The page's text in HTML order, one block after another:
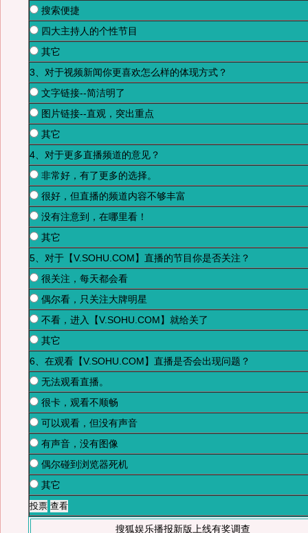
搜索便捷
四大主持人的个性节目
其它
3、对于视频新闻你更喜欢怎么样的体现方式？
文字链接--简洁明了
图片链接--直观，突出重点
其它
4、对于更多直播频道的意见？
非常好，有了更多的选择。
很好，但直播的频道内容不够丰富
没有注意到，在哪里看！
其它
5、对于【V.SOHU.COM】直播的节目你是否关注？
很关注，每天都会看
偶尔看，只关注大牌明星
不看，进入【V.SOHU.COM】就给关了
其它
6、在观看【V.SOHU.COM】直播是否会出现问题？
无法观看直播。
很卡，观看不顺畅
可以观看，但没有声音
有声音，没有图像
偶尔碰到浏览器死机
其它
搜狐娱乐播报新版上线有奖调查